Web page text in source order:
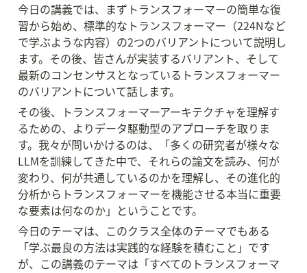
今日の講義では、まずトランスフォーマーの簡単な復
習から始め、標準的なトランスフォーマー（224Nなど
で学ぶような内容）の2つのバリアントについて説明し
ます。その後、皆さんが実装するバリアント、そして
最新のコンセンサスとなっているトランスフォーマー
のバリアントについて話します。
その後、トランスフォーマーアーキテクチャを理解す
るための、よりデータ駆動型のアプローチを取りま
す。我々が問いかけるのは、「多くの研究者が様々な
LLMを訓練してきた中で、それらの論文を読み、何が
変わり、何が共通しているのかを理解し、その進化的
分析からトランスフォーマーを機能させる本当に重要
な要素は何なのか」ということです。
今日のテーマは、このクラス全体のテーマでもある
「学ぶ最良の方法は実践的な経験を積むこと」です
が、この講義のテーマは「すべてのトランスフォーマ